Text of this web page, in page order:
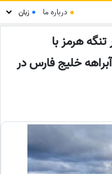
● درباره ما ●
هرمز با
خلیج فارس در